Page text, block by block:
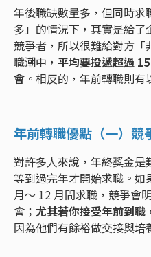
年後職缺數量多，但同時
多」的情況下，其實是給
競爭者，所以很難給對方
職潮中， 平均要投遞超過
會 。相反的，年前轉職則有
年前轉職優點（一）競
對許多人來說，年終獎金
等到過完年才開始求職。如
月～ 12 月間求職，競爭會
會； 尤其若你接受年前到職
因為他們有餘裕做交接與培